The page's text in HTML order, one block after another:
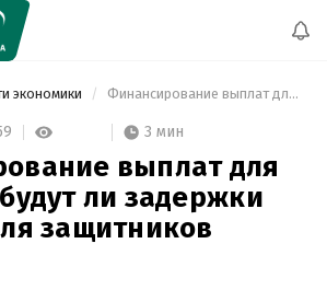
экономики Финансирование выплат для военных: будут ли задержки зарплат для защитников Украины
3 мин
выплат для
ли задержки
защитников